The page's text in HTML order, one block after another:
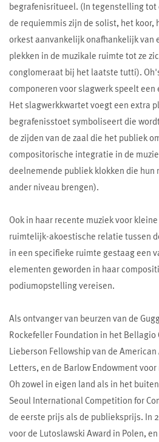
begrafenisritueel. (In tegenstelling tot
de requiemmis zijn de solist, het koor,
orkest aanvankelijk onafhankelijk van
plekken in de muzikale ruimte tot ze
conglomeraat bij het laatste tutti).
componeren voor slagwerk speelt een
Het slagwerkkwartet voegt een extra
begrafenisstoet symboliseert die
de zijden van de zaal die het publiek
compositorische integratie in de
deelnemende publiek klokken die hun
ander niveau brengen).
Ook in haar recente muziek voor
ruimtelijk-akoestische relatie tussen
in een specifieke ruimte gestaag een
elementen geworden in haar
podiumopstelling vereisen.
Als ontvanger van beurzen van de
Rockefeller Foundation in het Bellagio
Lieberson Fellowship van de American
Letters, en de Barlow Endowment
Oh zowel in eigen land als in het
Seoul International Competition for
de eerste prijs als de publieksprijs. In
voor de Lutoslawski Award in Polen,